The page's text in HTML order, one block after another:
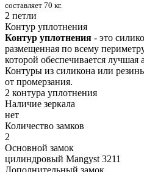
составляет 70 кг.
2 петли
Контур уплотнения
Контур уплотнения - это
размещенная по всему
которой обеспечивается лучшая
Контуры из силикона или
от промерзания.
2 контура уплотнения
Наличие зеркала
нет
Количество замков
2
Основной замок
цилиндровый Mangyst 3211